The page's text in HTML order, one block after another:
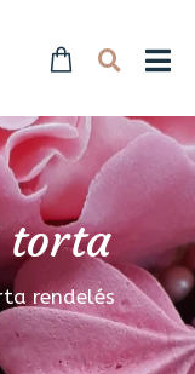
torta
rendelés